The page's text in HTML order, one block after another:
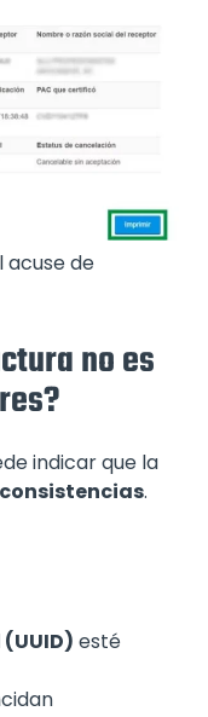
acuse de
no es
indicar que la
.
esté